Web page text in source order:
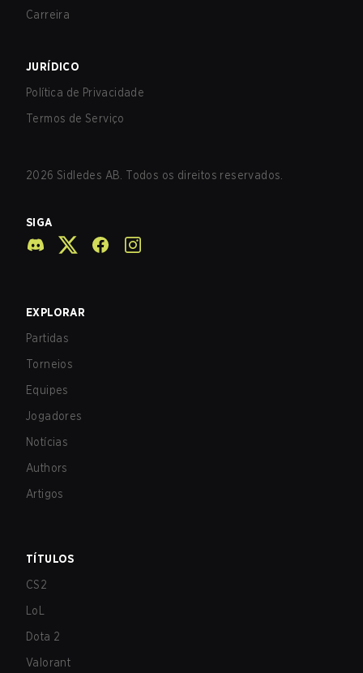
Carreira
JURÍDICO
Política de Privacidade
Termos de Serviço
2026 Sidledes AB. Todos os direitos reservados.
SIGA
EXPLORAR
Partidas
Torneios
Equipes
Jogadores
Notícias
Authors
Artigos
TÍTULOS
CS2
LoL
Dota 2
Valorant